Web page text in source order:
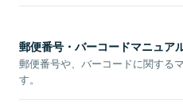
郵便番号・バーコードマニュア
郵便番号や、バーコードに関する
す。